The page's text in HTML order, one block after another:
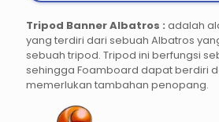
Tripod Banner Albatros : adalah
yang terdiri dari sebuah Albatros
sebuah tripod. Tripod ini berfungsi
sehingga Foamboard dapat berdiri
memerlukan tambahan penopang.